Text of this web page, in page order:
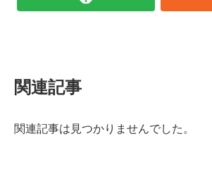
関連記事
関連記事は見つかりませんでした。